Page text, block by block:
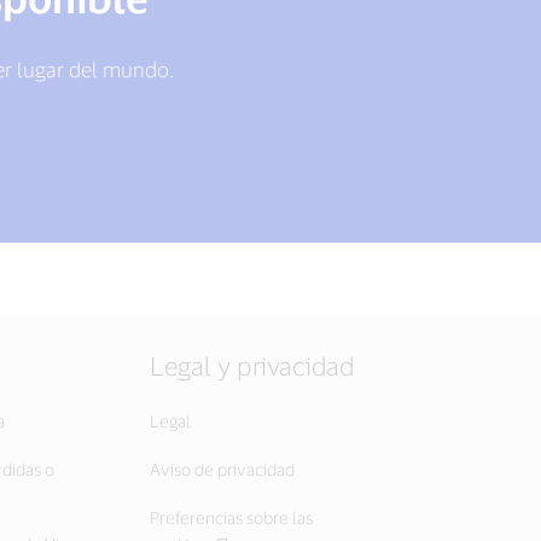
lugar del mundo.
o
Legal y privacidad
Legal
Aviso de privacidad
Preferencias sobre las